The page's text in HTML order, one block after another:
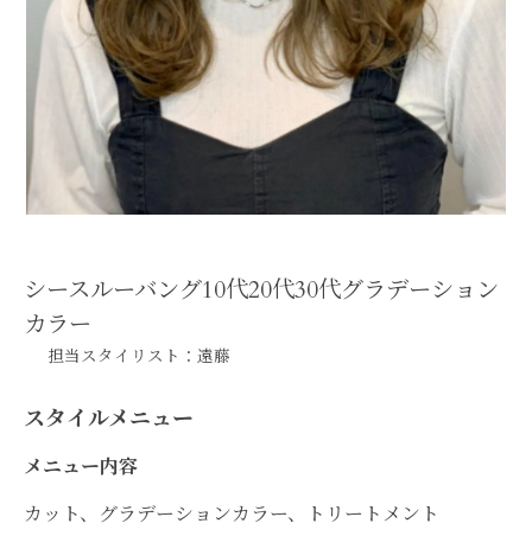
シースルーバング10代20代30代グラデーション
カラー
担当スタイリスト：遠藤
スタイルメニュー
メニュー内容
カット、グラデーションカラー、トリートメント